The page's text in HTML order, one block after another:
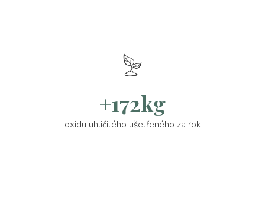
+172kg
oxidu uhličitého ušetřeného za rok